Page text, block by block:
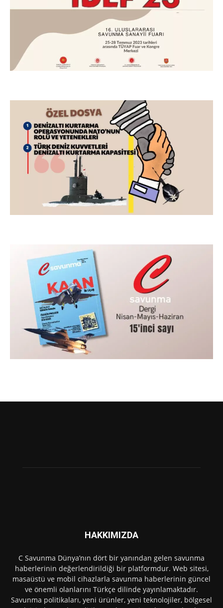
HAKKIMIZDA
C Savunma Dünya’nın dört bir yanından gelen savunma
haberlerinin değerlendirildiği bir platformdur. Web sitesi,
masaüstü ve mobil cihazlarla savunma haberlerinin güncel
ve önemli olanlarını Türkçe dilinde yayınlamaktadır.
Savunma politikaları, yeni ürünler, yeni teknolojiler, bölgesel